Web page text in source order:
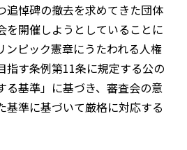
追悼碑の撤去を求めてきた団体
を開催しようとしていることに
ンピック憲章にうたわれる人権
指す条例第11条に規定する公の
る基準」に基づき、審査会の意
基準に基づいて厳格に対応する